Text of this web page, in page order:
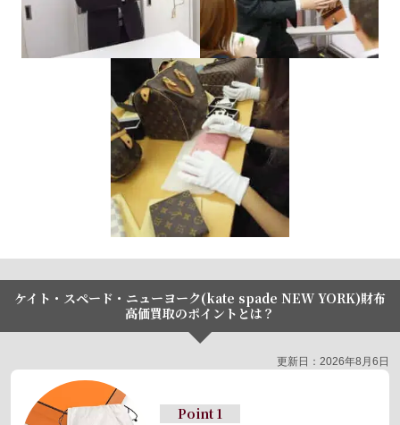
ケイト・スペード・ニューヨーク(kate spade NEW YORK)財布
高価買取のポイントとは？
更新日：2026年8月6日
Point 1